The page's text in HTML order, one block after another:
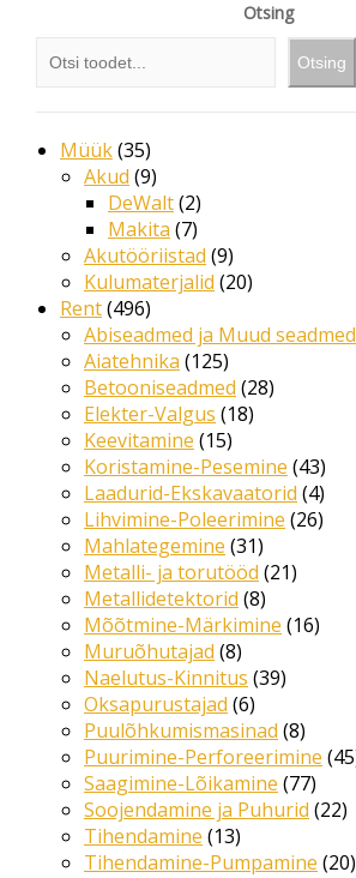
Otsing
Otsing
Müük 35
Akud 9
DeWalt 2
Makita 7
Akutööriistad 9
Kulumaterjalid 20
Rent 496
Abiseadmed ja Muud seadmed
Aiatehnika 125
Betooniseadmed 28
Elekter-Valgus 18
Keevitamine 15
Koristamine-Pesemine 43
Laadurid-Ekskavaatorid 4
Lihvimine-Poleerimine 26
Mahlategemine 31
Metalli- ja torutööd 21
Metallidetektorid 8
Mõõtmine-Märkimine 16
Muruõhutajad 8
Naelutus-Kinnitus 39
Oksapurustajad 6
Puulõhkumismasinad 8
Puurimine-Perforeerimine 45
Saagimine-Lõikamine 77
Soojendamine ja Puhurid 22
Tihendamine 13
Tihendamine-Pumpamine 20